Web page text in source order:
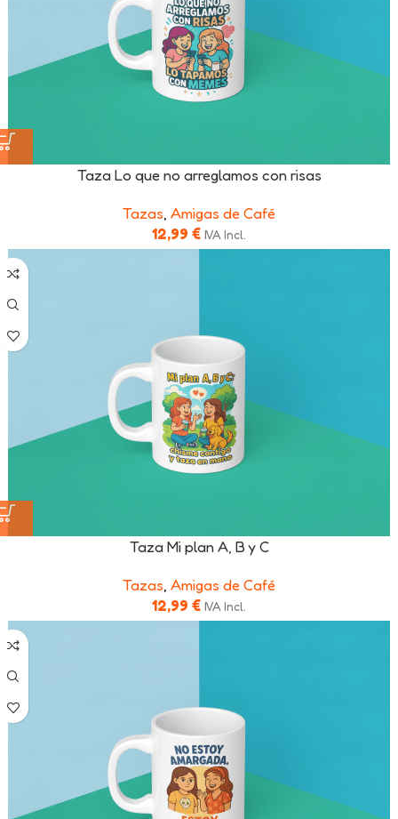
Taza Lo que no arreglamos con risas
Tazas Amigas de Café
12,99 € IVA Incl.
Taza Mi plan A, B y C
Tazas Amigas de Café
12,99 € IVA Incl.